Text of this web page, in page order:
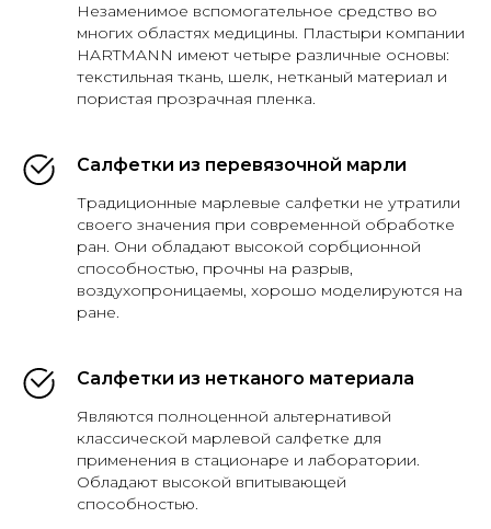
Незаменимое вспомогательное средство во
многих областях медицины. Пластыри компании
HARTMANN имеют четыре различные основы:
текстильная ткань, шелк, нетканый материал и
пористая прозрачная пленка.
Салфетки из перевязочной марли
Традиционные марлевые салфетки не утратили
своего значения при современной обработке
ран. Они обладают высокой сорбционной
способностью, прочны на разрыв,
воздухопроницаемы, хорошо моделируются на
ране.
Салфетки из нетканого материала
Являются полноценной альтернативой
классической марлевой салфетке для
применения в стационаре и лаборатории.
Обладают высокой впитывающей
способностью.